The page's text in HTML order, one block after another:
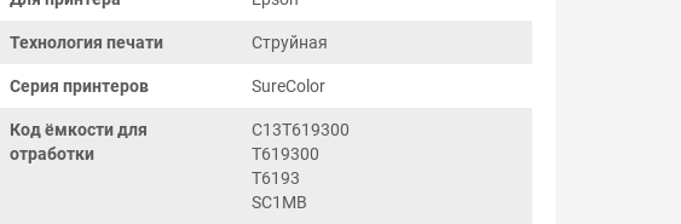
Технология печати Струйная
Серия принтеров SureColor
Код ёмкости для
отработки
C13T619300
T619300
T6193
SC1MB